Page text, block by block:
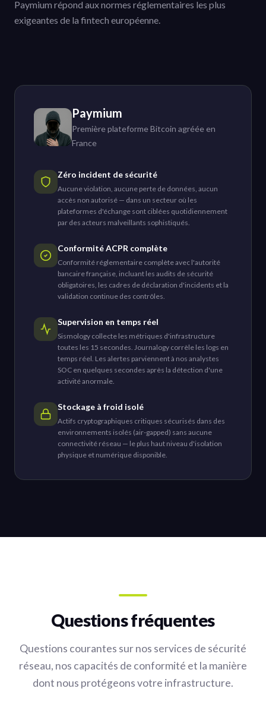
Paymium répond aux normes réglementaires les plus
exigeantes de la fintech européenne.
Paymium
Première plateforme Bitcoin agréée en
France
Zéro incident de sécurité
Aucune violation, aucune perte de données, aucun
accès non autorisé — dans un secteur où les
plateformes d'échange sont ciblées quotidiennement
par des acteurs malveillants sophistiqués.
Conformité ACPR complète
Conformité réglementaire complète avec l'autorité
bancaire française, incluant les audits de sécurité
obligatoires, les cadres de déclaration d'incidents et la
validation continue des contrôles.
Supervision en temps réel
Sismology collecte les métriques d'infrastructure
toutes les 15 secondes. Journalogy corrèle les logs en
temps réel. Les alertes parviennent à nos analystes
SOC en quelques secondes après la détection d'une
activité anormale.
Stockage à froid isolé
Actifs cryptographiques critiques sécurisés dans des
environnements isolés (air-gapped) sans aucune
connectivité réseau — le plus haut niveau d'isolation
physique et numérique disponible.
Questions fréquentes
Questions courantes sur nos services de sécurité
réseau, nos capacités de conformité et la manière
dont nous protégeons votre infrastructure.